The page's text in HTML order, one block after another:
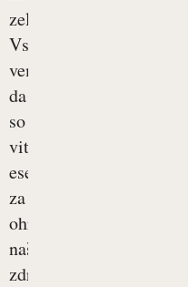
zelenjavi.
Vsi
vemo,
da
so
vitamini
esencialni
za
ohranjanje
našega
zdravja....